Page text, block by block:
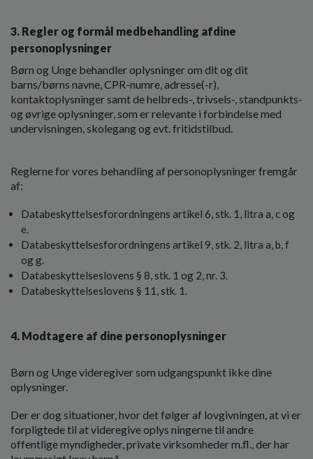
3. Regler og formål medbehandling afdine
personoplysninger
Børn og Unge behandler oplysninger om dit og dit
barns/børns navne, CPR-numre, adresse(-r),
kontaktoplysninger samt de helbreds-, trivsels-, standpunkts-
og øvrige oplysninger, som er relevante i forbindelse med
undervisningen, skolegang og evt. fritidstilbud.
Reglerne for vores behandling af personoplysninger fremgår
af:
Databeskyttelsesforordningens artikel 6, stk. 1, litra a, c og
e.
Databeskyttelsesforordningens artikel 9, stk. 2, litra a, b, f
og g.
Databeskyttelseslovens § 8, stk. 1 og 2, nr. 3.
Databeskyttelseslovens § 11, stk. 1.
4. Modtagere af dine personoplysninger
Børn og Unge videregiver som udgangspunkt ikke dine
oplysninger.
Der er dog situationer, hvor det følger af lovgivningen, at vi er
forpligtede til at videregive oplys ningerne til andre
offentlige myndigheder, private virksomheder m.fl., der har